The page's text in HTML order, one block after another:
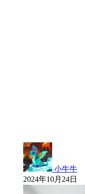
小牛牛
2024年10月24日